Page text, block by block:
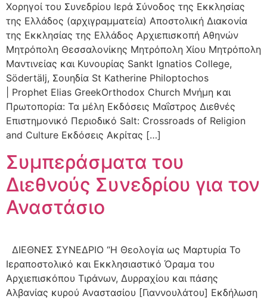
Χορηγοί του Συνεδρίου Ιερά Σύνοδος της Εκκλησίας
της Ελλάδος (αρχιγραμματεία) Αποστολική Διακονία
της Εκκλησίας της Ελλάδος Αρχιεπισκοπή Αθηνών
Μητρόπολη Θεσσαλονίκης Μητρόπολη Χίου Μητρόπολη
Μαντινείας και Κυνουρίας Sankt Ignatios College,
Södertälj, Σουηδία St Katherine Philoptochos
| Prophet Elias GreekOrthodox Church Μνήμη και
Πρωτοπορία: Τα μέλη Εκδόσεις Μαΐστρος Διεθνές
Επιστημονικό Περιοδικό Salt: Crossroads of Religion
and Culture Εκδόσεις Ακρίτας […]
Συμπεράσματα του
Διεθνούς Συνεδρίου για τον
Αναστάσιο
ΔΙΕΘΝΕΣ ΣΥΝΕΔΡΙΟ “Η Θεολογία ως Μαρτυρία Το
Ιεραποστολικό και Εκκλησιαστικό Όραμα του
Αρχιεπισκόπου Τιράνων, Δυρραχίου και πάσης
Αλβανίας κυρού Αναστασίου [Γιαννουλάτου] Εκδήλωση